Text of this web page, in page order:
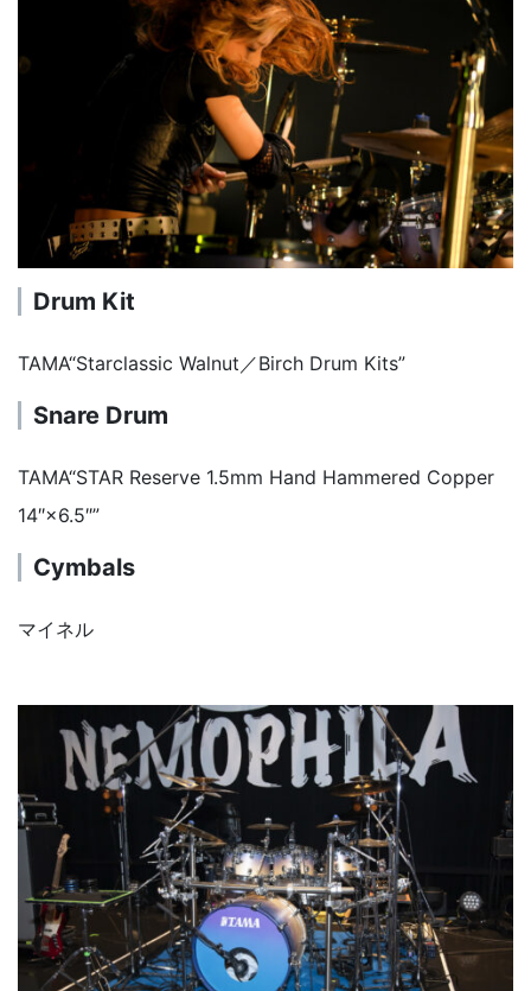
Drum Kit
TAMA“Starclassic Walnut／Birch Drum Kits”
Snare Drum
TAMA“STAR Reserve 1.5mm Hand Hammered Copper
14″×6.5″”
Cymbals
マイネル